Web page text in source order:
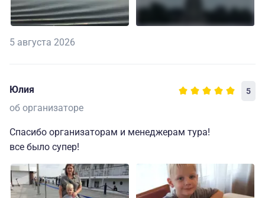
5 августа 2026
Юлия 5
об организаторе
Спасибо организаторам и менеджерам тура!
все было супер!